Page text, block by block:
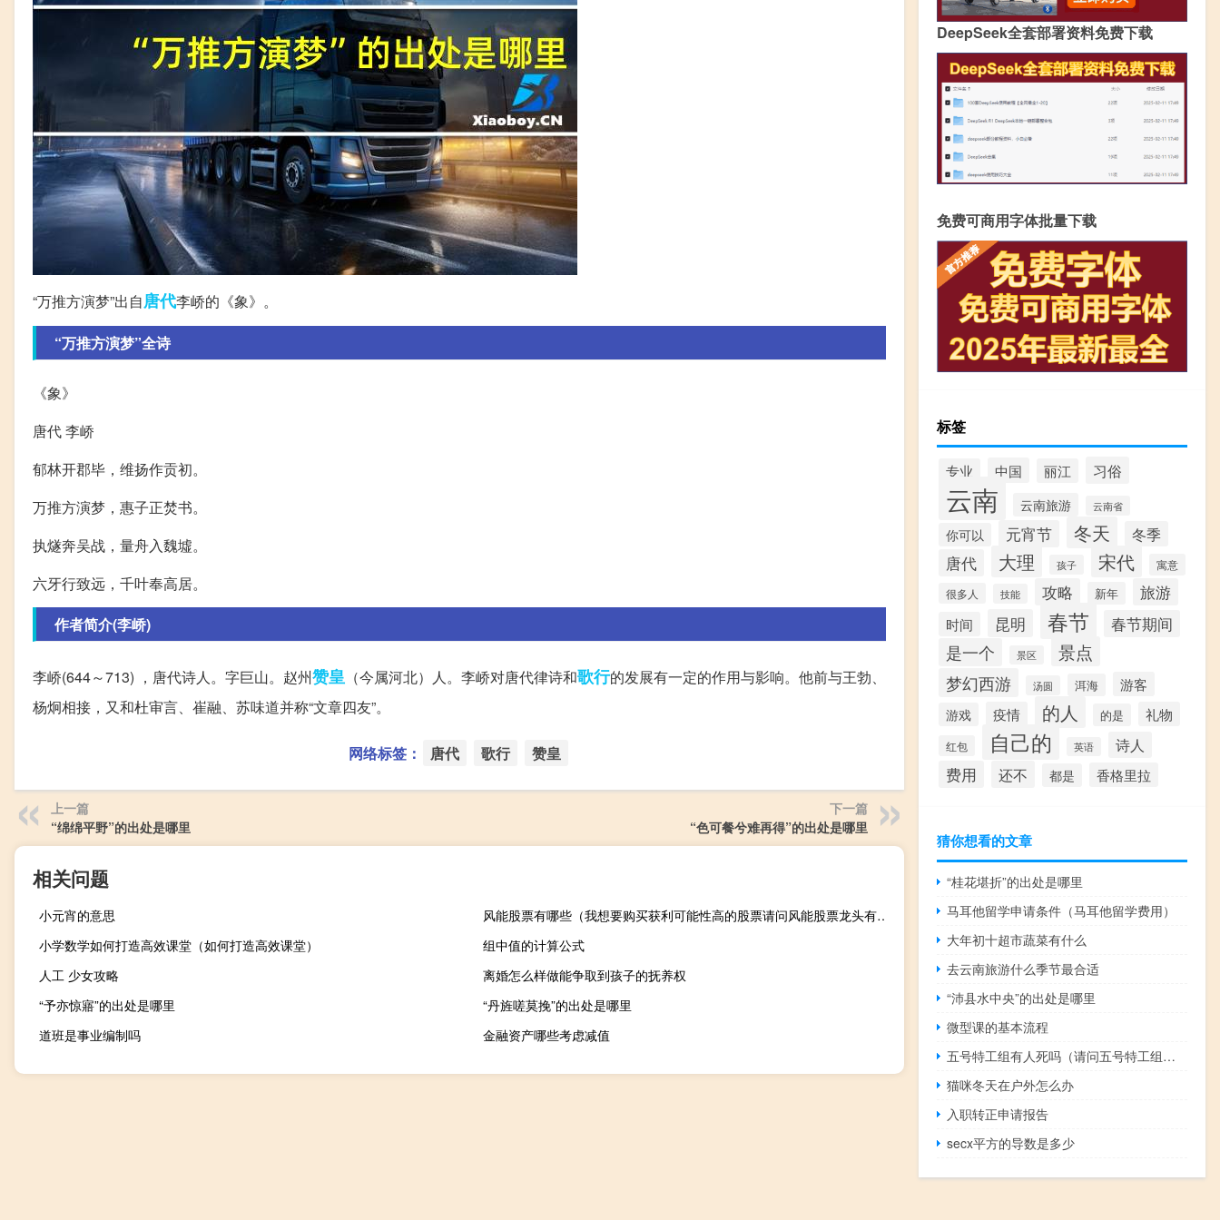
“万推方演梦”出自唐代李峤的《象》。
“万推方演梦”全诗
《象》
唐代 李峤
郁林开郡毕，维扬作贡初。
万推方演梦，惠子正焚书。
执燧奔吴战，量舟入魏墟。
六牙行致远，千叶奉高居。
作者简介(李峤)
李峤(644～713) ，唐代诗人。字巨山。赵州赞皇 （今属河北）人。李峤对唐代律诗和歌行的发展有一定的作用与影响。他前与王勃、
杨炯相接，又和杜审言、崔融、苏味道并称“文章四友”。
网络标签： 唐代 歌行 赞皇
上一篇
“绵绵平野”的出处是哪里
下一篇
“色可餐兮难再得”的出处是哪里
相关问题
小元宵的意思
风能股票有哪些（我想要购买获利可能性高的股票请问风能股票龙头有哪些?）
小学数学如何打造高效课堂（如何打造高效课堂）
组中值的计算公式
人工 少女攻略
离婚怎么样做能争取到孩子的抚养权
“予亦惊寤”的出处是哪里
“丹旌嗟莫挽”的出处是哪里
道班是事业编制吗
金融资产哪些考虑减值
DeepSeek全套部署资料免费下载
免费可商用字体批量下载
标签
专业 中国 丽江 习俗
云南 云南旅游 云南省
你可以 元宵节 冬天 冬季
唐代 大理 孩子 宋代 寓意
很多人 技能 攻略 新年 旅游
时间 昆明 春节 春节期间
是一个 景区 景点
梦幻西游 汤圆 洱海 游客
游戏 疫情 的人 的是 礼物
红包 自己的 英语 诗人
费用 还不 都是 香格里拉
猜你想看的文章
“桂花堪折”的出处是哪里
马耳他留学申请条件（马耳他留学费用）
大年初十超市蔬菜有什么
去云南旅游什么季节最合适
“沛县水中央”的出处是哪里
微型课的基本流程
五号特工组有人死吗（请问五号特工组会出第三部吗）
猫咪冬天在户外怎么办
入职转正申请报告
secx平方的导数是多少